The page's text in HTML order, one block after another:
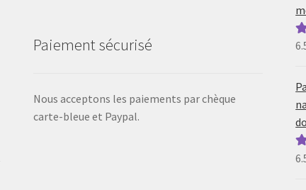
Paiement sécurisé
Nous acceptons les paiements par chèque
carte-bleue et Paypal.